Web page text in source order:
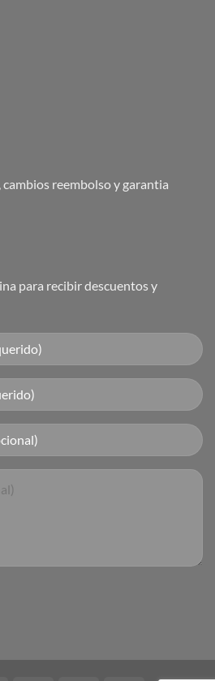
reembolso y garantia
para recibir descuentos y